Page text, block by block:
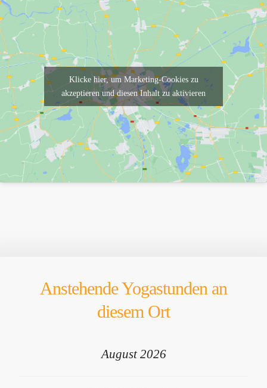
Klicke hier, um Marketing-Cookies zu
akzeptieren und diesen Inhalt zu aktivieren
Anstehende Yogastunden an
diesem Ort
August 2026